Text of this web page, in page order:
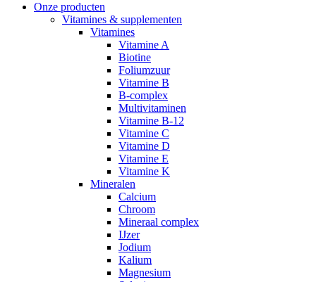
Onze producten
Vitamines & supplementen
Vitamines
Vitamine A
Biotine
Foliumzuur
Vitamine B
B-complex
Multivitaminen
Vitamine B-12
Vitamine C
Vitamine D
Vitamine E
Vitamine K
Mineralen
Calcium
Chroom
Mineraal complex
IJzer
Jodium
Kalium
Magnesium